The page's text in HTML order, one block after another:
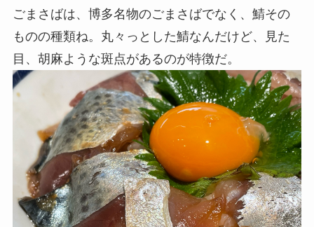
ごまさばは、博多名物のごまさばでなく、鯖その
ものの種類ね。丸々っとした鯖なんだけど、見た
目、胡麻ような斑点があるのが特徴だ。